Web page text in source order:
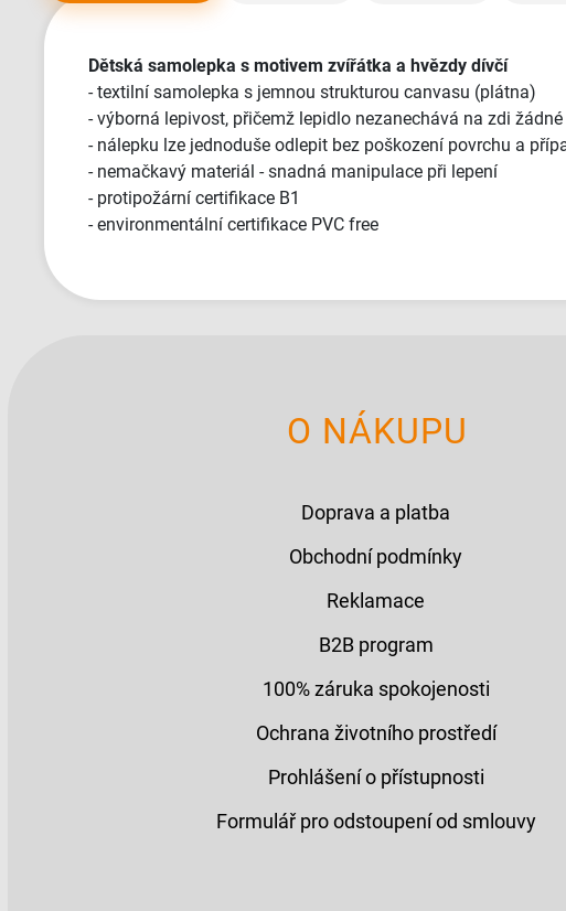
dost požadavků a dodání
trvalo mnohem déle než mělo. 5/5 je
ale vic tu dat nejde🫶"
Dětská samolepka s motivem zvířátka a hvězdy dívčí
- textilní samolepka s jemnou strukturou canvasu (plátna)
- výborná lepivost, přičemž lepidlo nezanechává na zdi
- nálepku lze jednoduše odlepit bez poškození povrchu a
- nemačkavý materiál - snadná manipulace při lepení
- protipožární certifikace B1
- environmentální certifikace PVC free
O NÁKUPU
Doprava a platba
Obchodní podmínky
Reklamace
B2B program
100% záruka spokojenosti
Ochrana životního prostředí
Prohlášení o přístupnosti
Formulář pro odstoupení od smlouvy